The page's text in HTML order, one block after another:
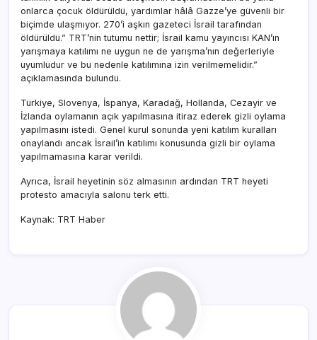
onlarca çocuk öldürüldü, yardımlar hâlâ Gazze’ye güvenli bir
biçimde ulaşmıyor. 270’i aşkın gazeteci İsrail tarafından
öldürüldü.” TRT’nin tutumu nettir; İsrail kamu yayıncısı KAN’ın
yarışmaya katılımı ne uygun ne de yarışma’nın değerleriyle
uyumludur ve bu nedenle katılımına izin verilmemelidir.”
açıklamasında bulundu.
Türkiye, Slovenya, İspanya, Karadağ, Hollanda, Cezayir ve
İzlanda oylamanın açık yapılmasına itiraz ederek gizli oylama
yapılmasını istedi. Genel kurul sonunda yeni katılım kuralları
onaylandı ancak İsrail’in katılımı konusunda gizli bir oylama
yapılmamasına karar verildi.
Ayrıca, İsrail heyetinin söz almasının ardından TRT heyeti
protesto amacıyla salonu terk etti.
Kaynak: TRT Haber